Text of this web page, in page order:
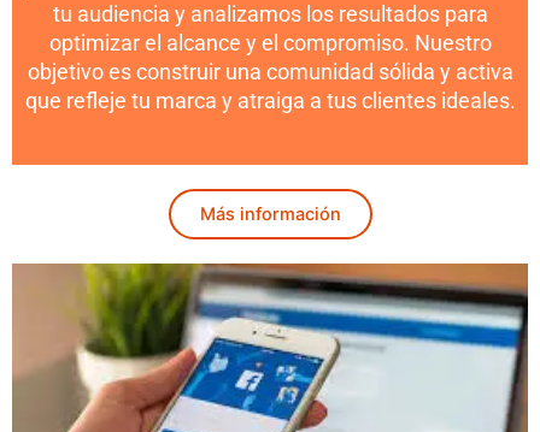
tu audiencia y analizamos los resultados para
optimizar el alcance y el compromiso. Nuestro
objetivo es construir una comunidad sólida y activa
que refleje tu marca y atraiga a tus clientes ideales.
Más información